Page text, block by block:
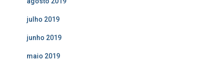
julho 2019
junho 2019
maio 2019